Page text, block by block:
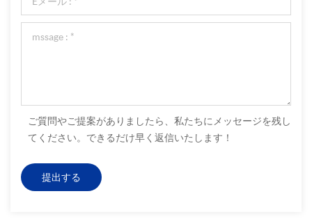
ご質問やご提案がありましたら、私たちにメッセージを残し
てください。できるだけ早く返信いたします！